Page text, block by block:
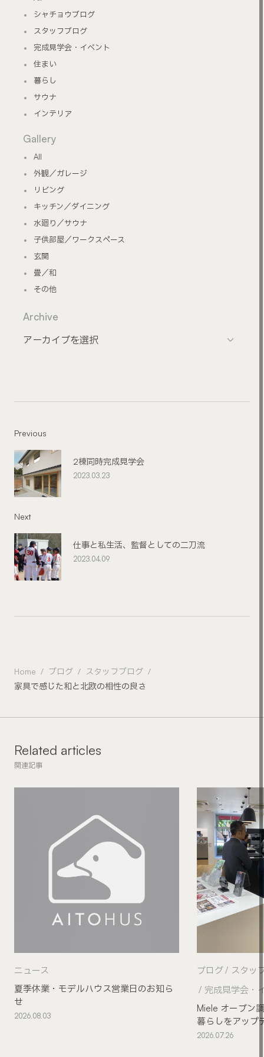
シャチョウブログ
スタッフブログ
完成見学会・イベント
住まい
暮らし
サウナ
インテリア
Gallery
All
外観／ガレージ
リビング
キッチン／ダイニング
水廻り／サウナ
子供部屋／ワークスペース
玄関
畳／和
その他
Archive
Previous
2棟同時完成見学会
2023.03.23
Next
仕事と私生活、監督としての二刀流
2023.04.09
Home ブログ
スタッフブログ
家具で感じた和と北欧の相性の良さ
関連記事
Related articles
夏季休業・モデルハウス営業日のお知ら
せ
ニュース
2026.08.03
Miele オーブン
暮らしをアップ
ブログ
スタッ
完成見学会・
2026.07.26